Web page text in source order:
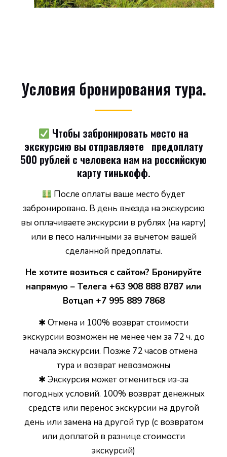
Условия бронирования тура.
Чтобы забронировать место на
экскурсию вы отправляете предоплату
500 рублей с человека нам на российскую
карту тинькофф.
После оплаты ваше место будет
забронировано. В день выезда на экскурсию
вы оплачиваете экскурсии в рублях (на карту)
или в песо наличными за вычетом вашей
сделанной предоплаты.
Не хотите возиться с сайтом? Бронируйте
напрямую – Телега +63 908 888 8787 или
Вотцап +7 995 889 7868
✱ Отмена и 100% возврат стоимости
экскурсии возможен не менее чем за 72 ч. до
начала экскурсии. Позже 72 часов отмена
тура и возврат невозможны
✱ Экскурсия может отмениться из-за
погодных условий. 100% возврат денежных
средств или перенос экскурсии на другой
день или замена на другой тур (с возвратом
или доплатой в разнице стоимости
экскурсий)